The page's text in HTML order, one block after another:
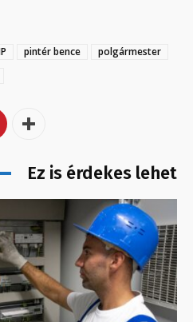
pintér bence
polgármester
Ez is érdekes lehet